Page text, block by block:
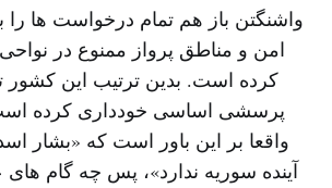
واشنگتن باز هم تمام درخواست ها را
امن و مناطق پرواز ممنوع در
کرده است. بدین ترتیب این کشور
پرسشی اساسی خودداری کرده
واقعا بر این باور است که «بشار
آینده سوریه ندارد»، پس چه گام